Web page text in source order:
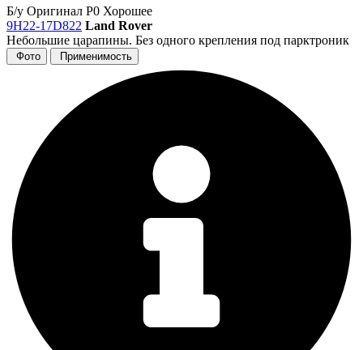
Б/у Оригинал Р0 Хорошее
9H22-17D822 Land Rover
Небольшие царапины. Без одного крепления под парктроник
Фото Применимость